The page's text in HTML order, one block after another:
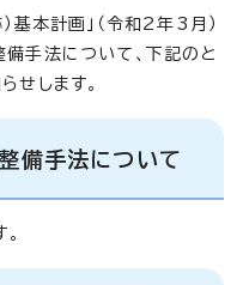
基本計画」（令和2年3月）
手法について、下記のと
せします。
備手法について